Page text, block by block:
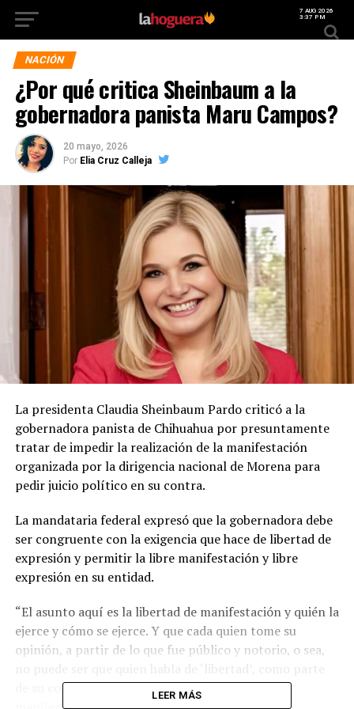
7 AUG 2026
3:37 PM
NACIÓN
¿Por qué critica Sheinbaum a la
gobernadora panista Maru Campos?
20 mayo, 2026
Por Elia Cruz Calleja
La presidenta Claudia Sheinbaum Pardo criticó a la
gobernadora panista de Chihuahua por presuntamente
tratar de impedir la realización de la manifestación
organizada por la dirigencia nacional de Morena para
pedir juicio político en su contra.
La mandataria federal expresó que la gobernadora debe
ser congruente con la exigencia que hace de libertad de
expresión y permitir la libre manifestación y libre
expresión en su entidad.
“El asunto aquí es la libertad de manifestación y quién la
ejerce y cómo se ejerce. Y que cada quien tome su
opinión, a partir de lo que fue público y notorio, o sea,
de su consigna política, coarte la libertad de
LEER MÁS